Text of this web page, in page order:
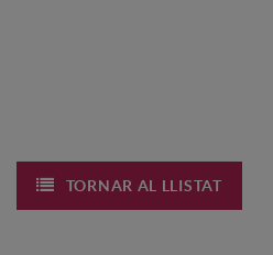
TORNAR AL LLISTAT